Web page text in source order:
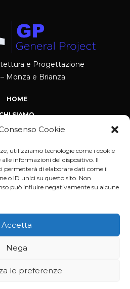
Cookie
utilizziamo tecnologie come i cookie
informazioni del dispositivo. Il
permetterà di elaborare dati come il
o ID unici su questo sito. Non
può influire negativamente su alcune
Accetta
Nega
le preferenze
e Progettazione
Monza e Brianza
HOME
SIAMO
NEWS
ARCHITETTONICA
EDILI
EDILIZIE
REAL ESTATE
ENERGETICA
TECNICHE
byPalma Ristrutturazioni